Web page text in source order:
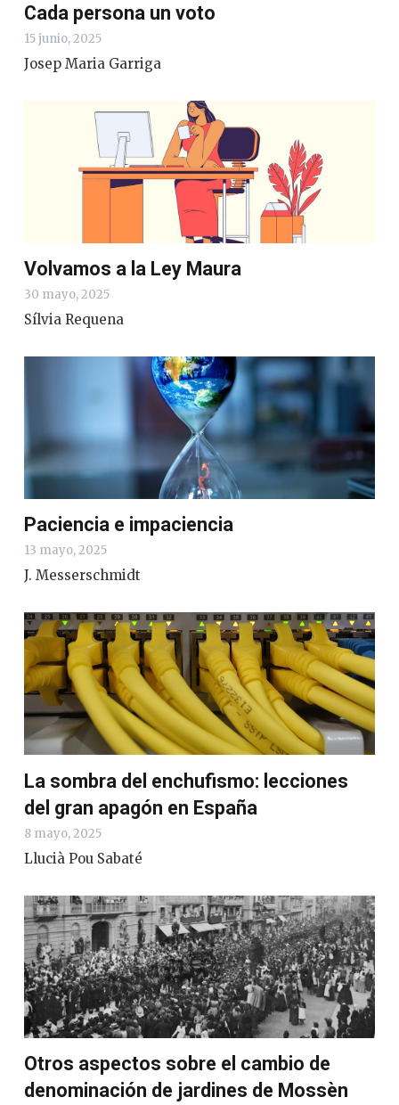
Cada persona un voto
15 junio, 2025
Josep Maria Garriga
Volvamos a la Ley Maura
30 mayo, 2025
Sílvia Requena
Paciencia e impaciencia
13 mayo, 2025
J. Messerschmidt
La sombra del enchufismo: lecciones
del gran apagón en España
8 mayo, 2025
Llucià Pou Sabaté
Otros aspectos sobre el cambio de
denominación de jardines de Mossèn